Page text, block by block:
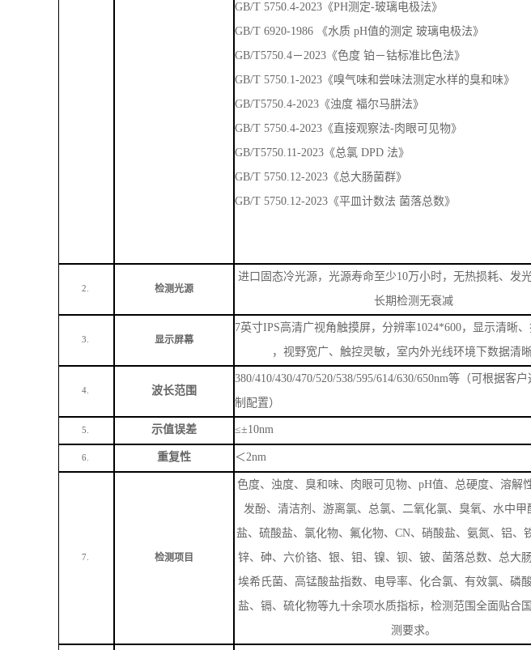
GB/T 5750.4-2023《PH测定-玻璃电极法》
GB/T 6920-1986 《水质 pH值的测定 玻璃电极法》
GB/T5750.4－2023《色度 铂－钴标准比色法》
GB/T 5750.1-2023《嗅气味和尝味法测定水样的臭和味》
GB/T5750.4-2023《浊度 福尔马肼法》
GB/T 5750.4-2023《直接观察法-肉眼可见物》
GB/T5750.11-2023《总氯 DPD 法》
GB/T 5750.12-2023《总大肠菌群》
GB/T 5750.12-2023《平皿计数法 菌落总数》
2. 检测光源
进口固态冷光源，光源寿命至少10万小时，无热损耗、发
长期检测无衰减
3. 显示屏幕
7英寸IPS高清广视角触摸屏，分辨率1024*600，显示清晰
，视野宽广、触控灵敏，室内外光线环境下数据清
4. 波长范围
380/410/430/470/520/538/595/614/630/650nm等（可根据客
制配置）
5. 示值误差 ≤±10nm
6. 重复性 ＜2nm
7. 检测项目
色度、浊度、臭和味、肉眼可见物、 pH值、总硬度、溶解
发酚、清洁剂、游离氯、总氯、二氧化氯、臭氧、水中甲
盐、硫酸盐、氯化物、氟化物、 CN、硝酸盐、氨氮、铝、
锌、砷、六价铬、银、钼、镍、钡、铍、菌落总数、总大
埃希氏菌、高锰酸盐指数、电导率、化合氯、有效氯、磷
盐、镉、硫化物等九十余项水质指标，检测范围全面贴合
测要求。